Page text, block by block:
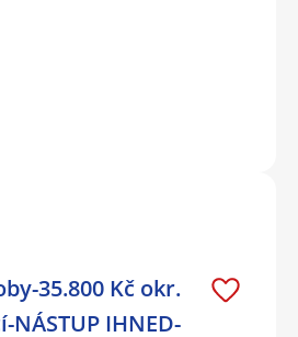
35.800 Kč okr.
IHNED-